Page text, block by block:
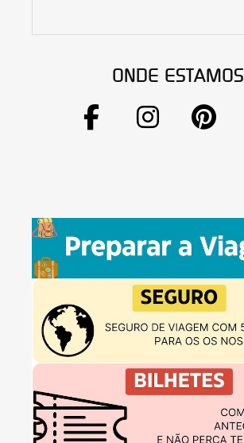
ONDE ESTAMOS